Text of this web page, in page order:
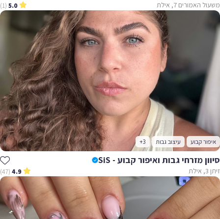
משעול האמורים 7, אילת 5.0
(1)
איפור קבוע עיצוב גבות +3
סיוון מזרחי גבות ואיפור קבוע - SiS
זיתן 3, אילת 4.9
(47)